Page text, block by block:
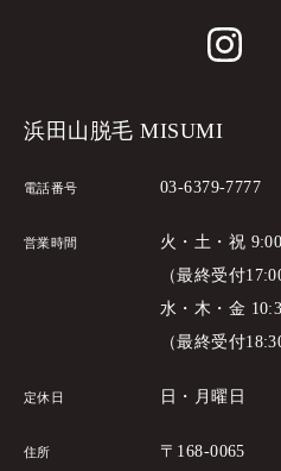
浜田山脱毛 MISUMI
電話番号 03-6379-7777
営業時間
火・土・祝
（最終受付
水・木・金
（最終受付
定休日 日・月曜日
住所
〒168-0065